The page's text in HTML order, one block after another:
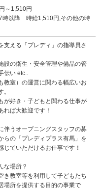
～1,510円
時以降 時給1,510円,その他の時
支える「プレディ」の指導員さ
設の衛生・安全管理や備品の管
い etc..
教室）の運営に関わる幅広いお
が好き・子どもと関わる仕事が
れば大歓迎です！
伴うオープニングスタッフの募
らの「プレディプラス有馬」を
じていただけるお仕事です！
な場所？
き教室等を利用して子どもたち
場所を提供する目的の事業で